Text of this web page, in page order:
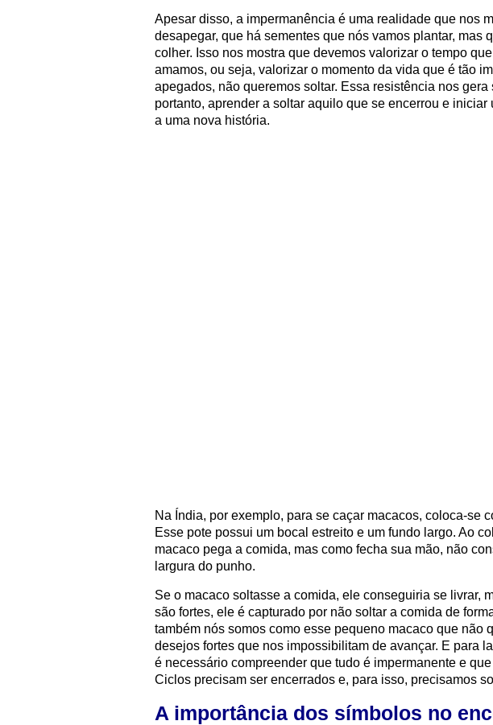
Apesar disso, a impermanência é uma realidade que nos
desapegar, que há sementes que nós vamos plantar, mas
colher. Isso nos mostra que devemos valorizar o tempo
amamos, ou seja, valorizar o momento da vida que é tão
apegados, não queremos soltar. Essa resistência nos gera
portanto, aprender a soltar aquilo que se encerrou e iniciar
a uma nova história.
Na Índia, por exemplo, para se caçar macacos, coloca-se
Esse pote possui um bocal estreito e um fundo largo. Ao
macaco pega a comida, mas como fecha sua mão, não
largura do punho.
Se o macaco soltasse a comida, ele conseguiria se livrar,
são fortes, ele é capturado por não soltar a comida de
também nós somos como esse pequeno macaco que não
desejos fortes que nos impossibilitam de avançar. E para
é necessário compreender que tudo é impermanente e
Ciclos precisam ser encerrados e, para isso, precisamos
A importância dos símbolos no